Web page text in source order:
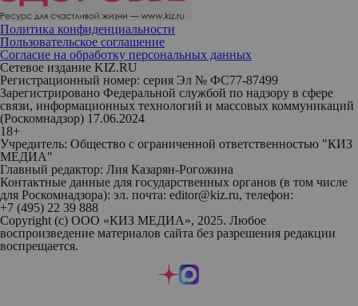
Политика конфиденциальности
Пользовательское соглашение
Согласие на обработку персональных данных
Сетевое издание KIZ.RU
Регистрационный номер: серия Эл № ФС77-87499
Зарегистрировано Федеральной службой по надзору в сфере
связи, информационных технологий и массовых коммуникаций
(Роскомнадзор) 17.06.2024
18+
Учредитель: Общество с ограниченной ответственностью "КИЗ
МЕДИА"
Главный редактор: Лия Казарян-Рогожина
Контактные данные для государственных органов (в том числе
для Роскомнадзора): эл. почта: editor@kiz.ru, телефон:
+7 (495) 22 39 888
Copyright (с) ООО «КИЗ МЕДИА», 2025. Любое
воспроизведение материалов сайта без разрешения редакции
воспрещается.